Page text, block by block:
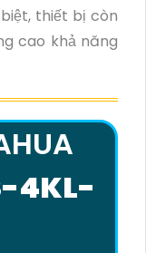
thiết bị còn
cao khả năng
4KL-